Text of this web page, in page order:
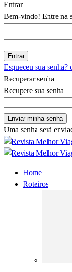
Entrar
Bem-vindo! Entre na
Esqueceu sua senha?
Recuperar senha
Recupere sua senha
Uma senha será
Home
Roteiros